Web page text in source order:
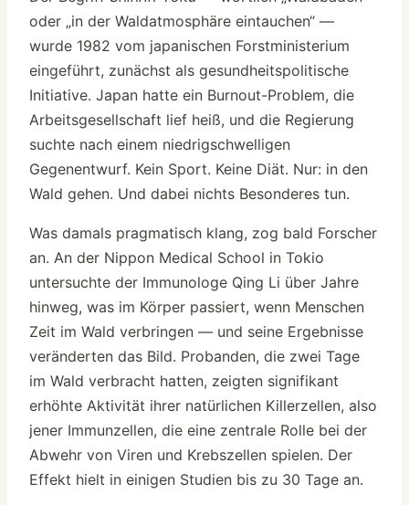
oder „in der Waldatmosphäre eintauchen“ —
wurde 1982 vom japanischen Forstministerium
eingeführt, zunächst als gesundheitspolitische
Initiative. Japan hatte ein Burnout-Problem, die
Arbeitsgesellschaft lief heiß, und die Regierung
suchte nach einem niedrigschwelligen
Gegenentwurf. Kein Sport. Keine Diät. Nur: in den
Wald gehen. Und dabei nichts Besonderes tun.
Was damals pragmatisch klang, zog bald Forscher
an. An der Nippon Medical School in Tokio
untersuchte der Immunologe Qing Li über Jahre
hinweg, was im Körper passiert, wenn Menschen
Zeit im Wald verbringen — und seine Ergebnisse
veränderten das Bild. Probanden, die zwei Tage
im Wald verbracht hatten, zeigten signifikant
erhöhte Aktivität ihrer natürlichen Killerzellen, also
jener Immunzellen, die eine zentrale Rolle bei der
Abwehr von Viren und Krebszellen spielen. Der
Effekt hielt in einigen Studien bis zu 30 Tage an.